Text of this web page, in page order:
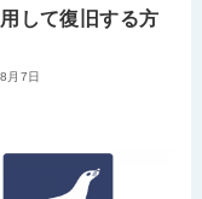
して復旧する方
月7日